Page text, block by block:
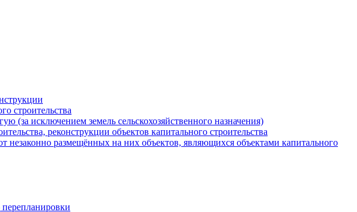
строительства
(за исключением земель сельскохозяйственного назначения)
реконструкции объектов капитального строительства
незаконно размещённых на них объектов, являющихся объектами капитального